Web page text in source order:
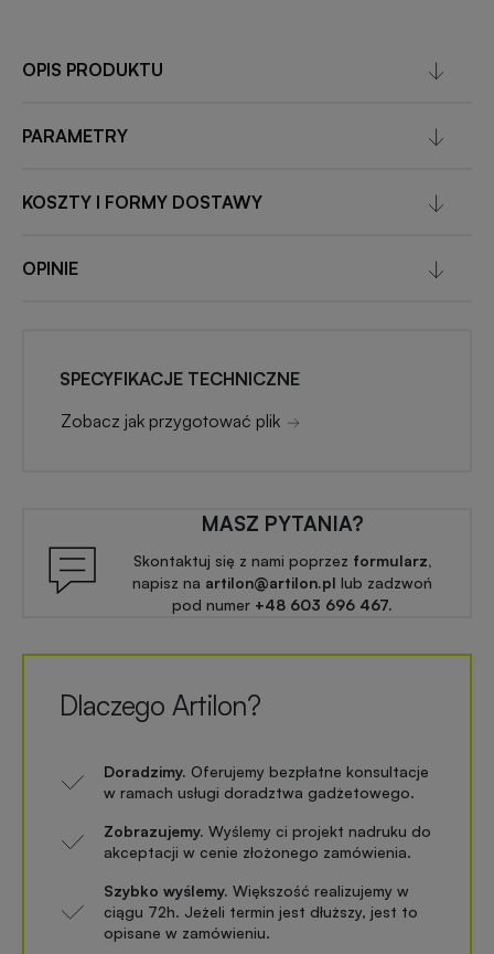
OPIS PRODUKTU
PARAMETRY
KOSZTY I FORMY DOSTAWY
OPINIE
SPECYFIKACJE TECHNICZNE
Zobacz jak przygotować plik
MASZ PYTANIA?
Skontaktuj się z nami poprzez formularz,
napisz na artilon@artilon.pl lub zadzwoń
pod numer +48 603 696 467.
Dlaczego Artilon?
Doradzimy. Oferujemy bezpłatne konsultacje
w ramach usługi doradztwa gadżetowego.
Zobrazujemy. Wyślemy ci projekt nadruku do
akceptacji w cenie złożonego zamówienia.
Szybko wyślemy. Większość realizujemy w
ciągu 72h. Jeżeli termin jest dłuższy, jest to
opisane w zamówieniu.